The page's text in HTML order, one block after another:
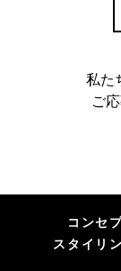
私た
ご
コンセ
スタイリ